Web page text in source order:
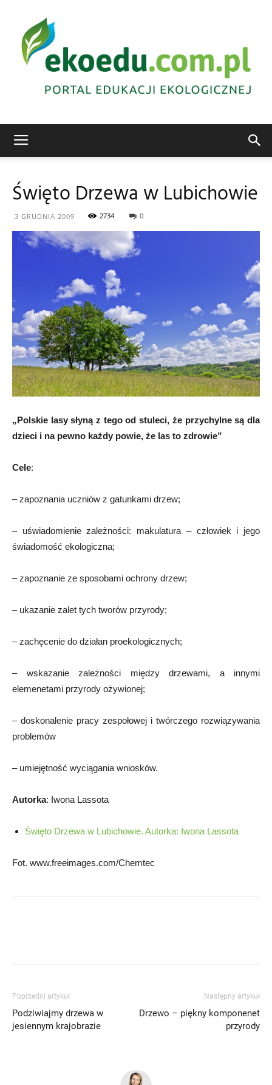
Święto Drzewa w Lubichowie
3 GRUDNIA 2009 2734 0
„Polskie lasy słyną z tego od stuleci, że przychylne są dla
dzieci i na pewno każdy powie, że las to zdrowie”
Cele:
– zapoznania uczniów z gatunkami drzew;
– uświadomienie zależności: makulatura – człowiek i jego
świadomość ekologiczna;
– zapoznanie ze sposobami ochrony drzew;
– ukazanie zalet tych tworów przyrody;
– zachęcenie do działan proekologicznych;
– wskazanie zależności między drzewami, a innymi
elemenetami przyrody ożywionej;
– doskonalenie pracy zespołowej i twórczego rozwiązywania
problemów
– umiejętność wyciągania wniosków.
Autorka: Iwona Lassota
Święto Drzewa w Lubichowie. Autorka: Iwona Lassota
Fot. www.freeimages.com/Chemtec
Poprzedni artykuł
Podziwiajmy drzewa w
jesiennym krajobrazie
Następny artykuł
Drzewo – piękny komponenet
przyrody